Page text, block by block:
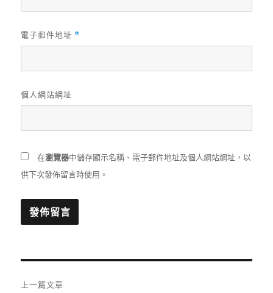
電子郵件地址 *
個人網站網址
在瀏覽器中儲存顯示名稱、電子郵件地址及個人網站網址，以
供下次發佈留言時使用。
上一篇文章